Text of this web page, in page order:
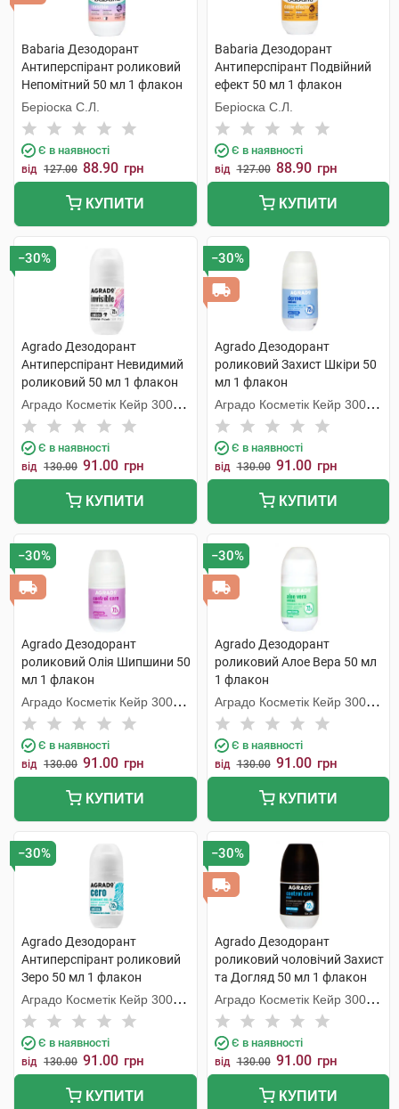
Babaria Дезодорант
Антиперспірант роликовий
Непомітний 50 мл 1 флакон
Беріоска С.Л.
Є в наявності
від 127.00 88.90 грн
КУПИТИ
Babaria Дезодорант
Антиперспірант Подвійний
ефект 50 мл 1 флакон
Беріоска С.Л.
Є в наявності
від 127.00 88.90 грн
КУПИТИ
−30%
Agrado Дезодорант
Антиперспірант Невидимий
роликовий 50 мл 1 флакон
Аградо Косметік Кейр 3000
С.Л.У.
Є в наявності
від 130.00 91.00 грн
КУПИТИ
−30%
Agrado Дезодорант
роликовий Захист Шкіри 50
мл 1 флакон
Аградо Косметік Кейр 3000
С.Л.У.
Є в наявності
від 130.00 91.00 грн
КУПИТИ
−30%
Agrado Дезодорант
роликовий Олія Шипшини 50
мл 1 флакон
Аградо Косметік Кейр 3000
С.Л.У.
Є в наявності
від 130.00 91.00 грн
КУПИТИ
−30%
Agrado Дезодорант
роликовий Алое Вера 50 мл
1 флакон
Аградо Косметік Кейр 3000
С.Л.У.
Є в наявності
від 130.00 91.00 грн
КУПИТИ
−30%
Agrado Дезодорант
Антиперспірант роликовий
Зеро 50 мл 1 флакон
Аградо Косметік Кейр 3000
С.Л.У.
Є в наявності
від 130.00 91.00 грн
КУПИТИ
−30%
Agrado Дезодорант
роликовий чоловічий Захист
та Догляд 50 мл 1 флакон
Аградо Косметік Кейр 3000
С.Л.У.
Є в наявності
від 130.00 91.00 грн
КУПИТИ